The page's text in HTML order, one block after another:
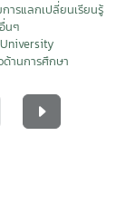
ารแลกเปลี่ยนเรียนรู้
อื่นๆ
ด้านการศึกษา